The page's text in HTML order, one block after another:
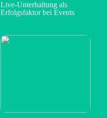
Live-Unterhaltung als
Erfolgsfaktor bei Events